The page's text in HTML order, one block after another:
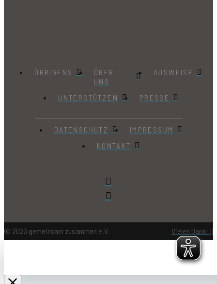
ÜBRIGENS
ÜBER
UNS
AUSWEISE
UNTERSTÜTZEN PRESSE
DATENSCHUTZ
IMPRESSUM
KONTAKT
© 2023 gemeinsam zusammen e.V. Vielen Dank! :)